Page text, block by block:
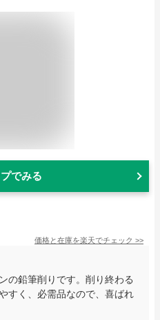
でみる
価格と在庫を楽天でチェック >>
の鉛筆削りです。削り終わる
すく、必需品なので、喜ばれ